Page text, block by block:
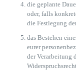
die geplante
oder, falls
die Festlegung
das Bestehen
eurer
der Verarbeitung